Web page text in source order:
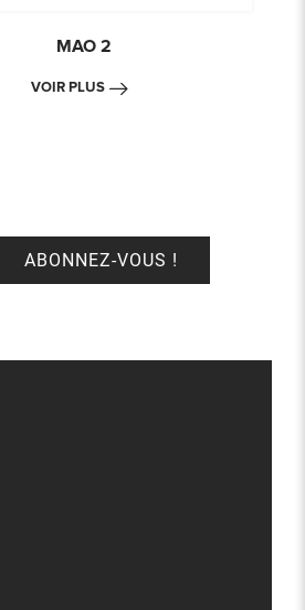
MAO 2
VOIR PLUS